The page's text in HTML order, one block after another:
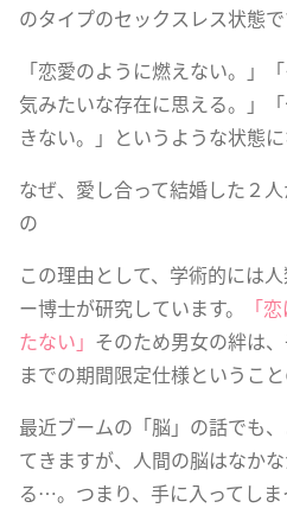
のタイプのセックスレス状態で
「恋愛のように燃えない。」
気みたいな存在に思える。」
きない。」というような状態に
なぜ、愛し合って結婚した２
の
この理由として、学術的には
ー博士が研究しています。
「
たない」 そのため男女の絆は
までの期間限定仕様ということ
最近ブームの「脳」の話でも
てきますが、人間の脳はなか
る…。つまり、手に入ってしま